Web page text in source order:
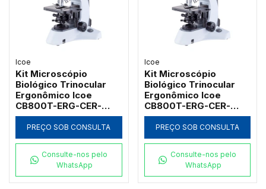
Icoe
Kit Microscópio
Biológico Trinocular
Ergonômico Icoe
CB800T-ERG-CER-
5PL-LED-K-1000X-IC
com Platina Cerâmica e
Iluminação Koehler LED
PREÇO SOB CONSULTA
Consulte-nos pelo
WhatsApp
Icoe
Kit Microscópio
Biológico Trinocular
Ergonômico Icoe
CB800T-ERG-CER-
5PL-30W-K-1000X-IC
com Platina Cerâmica e
Iluminação Koehler
PREÇO SOB CONSULTA
Consulte-nos pelo
WhatsApp